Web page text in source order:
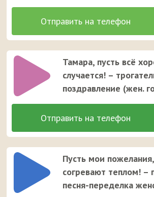
Тамара, пусть всё
случается! –
поздравление (жен.
Пусть мои
согревают теплом! –
песня-переделка